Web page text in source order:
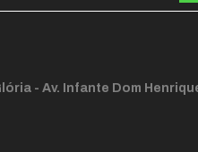
- Av. Infante Dom